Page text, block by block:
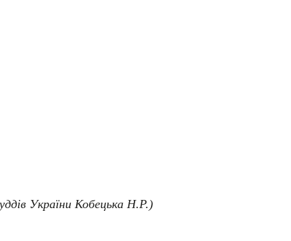
України Кобецька Н.Р.)